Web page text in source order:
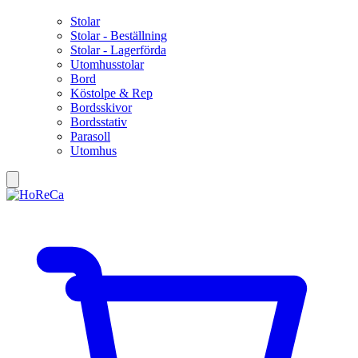
Stolar
Stolar - Beställning
Stolar - Lagerförda
Utomhusstolar
Bord
Köstolpe & Rep
Bordsskivor
Bordsstativ
Parasoll
Utomhus